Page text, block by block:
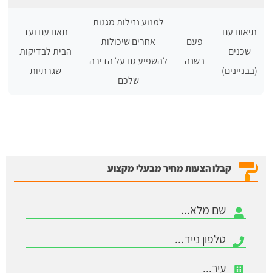
תיאום עם
שכנים
(בבניינים)
פעם
בשנה
למנוע נזילות מגגות
אחרים שיכולות
להשפיע גם על הדירה
שלכם
תאם עם ועד
הבית לבדיקות
שגרתיות
קבלו הצעות מחיר מבעלי מקצוע